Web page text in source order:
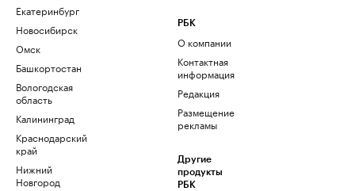
Екатеринбург
Новосибирск
Омск
Башкортостан
Вологодская
область
Калининград
Краснодарский
край
Нижний
Новгород
РБК
О компании
Контактная
информация
Редакция
Размещение
рекламы
Другие
продукты
РБК